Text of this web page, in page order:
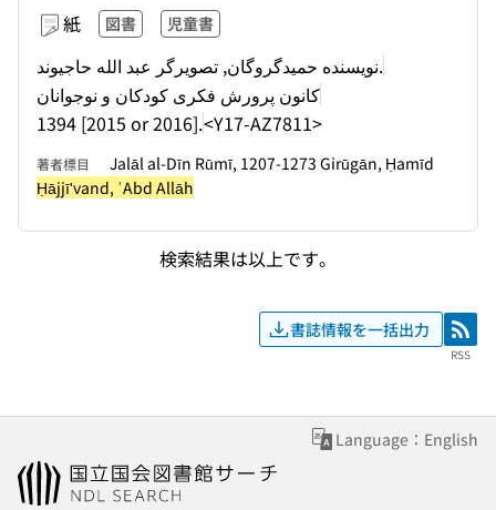
紙 図書 児童書
نویسنده حمیدگروگان, تصویرگر عبد الله حاجیوند.
کانون پرورش فکری کودکان و نوجوانان
1394 [2015 or 2016].<Y17-AZ7811>
著者標目
Jalāl al-Dīn Rūmī, 1207-1273 Girūgān, Ḥamīd
Ḥājjīʹvand, ʿAbd Allāh
検索結果は以上です。
書誌情報を一括出力 RSS
RSS
Language：English